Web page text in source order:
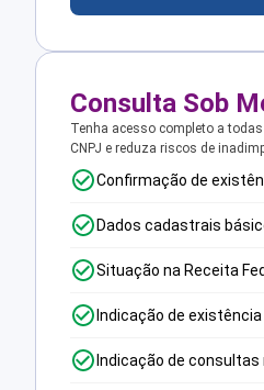
Consulta Sob
Tenha acesso completo a
CNPJ e reduza riscos de
Confirmação de
Dados cadastrais
Situação na Receita
Indicação de
Indicação de